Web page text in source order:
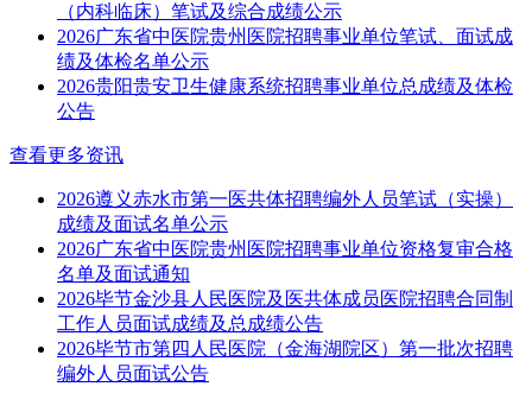
（内科临床）笔试及综合成绩公示
2026广东省中医院贵州医院招聘事业单位笔试、面试成
绩及体检名单公示
2026贵阳贵安卫生健康系统招聘事业单位总成绩及体检
公告
查看更多资讯
2026遵义赤水市第一医共体招聘编外人员笔试（实操）
成绩及面试名单公示
2026广东省中医院贵州医院招聘事业单位资格复审合格
名单及面试通知
2026毕节金沙县人民医院及医共体成员医院招聘合同制
工作人员面试成绩及总成绩公告
2026毕节市第四人民医院（金海湖院区）第一批次招聘
编外人员面试公告